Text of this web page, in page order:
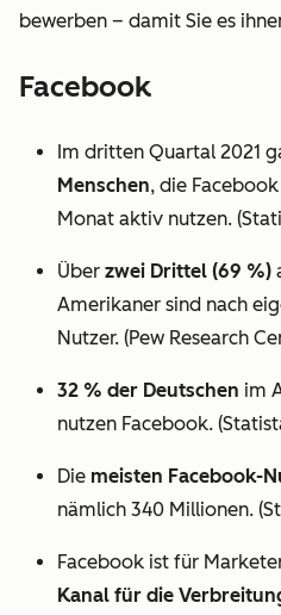
bewerben – damit Sie es
Facebook
Im dritten Quartal 2021
Menschen, die
Monat aktiv nutzen.
Über zwei Drittel (69 %)
Amerikaner sind nach
Nutzer. (Pew Research
32 % der Deutschen im
nutzen Facebook.
Die meisten Facebook-
nämlich 340 Millionen.
Facebook ist für
Kanal für die